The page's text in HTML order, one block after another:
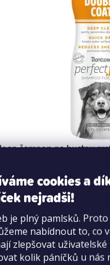
cookies a
nejradši!
je plný pamlsků.
nabídnout to, co
zlepšovat
kolik páníčků u nás
šampon na hustou
Průměrné
hodnocení
produktu
je
5,0